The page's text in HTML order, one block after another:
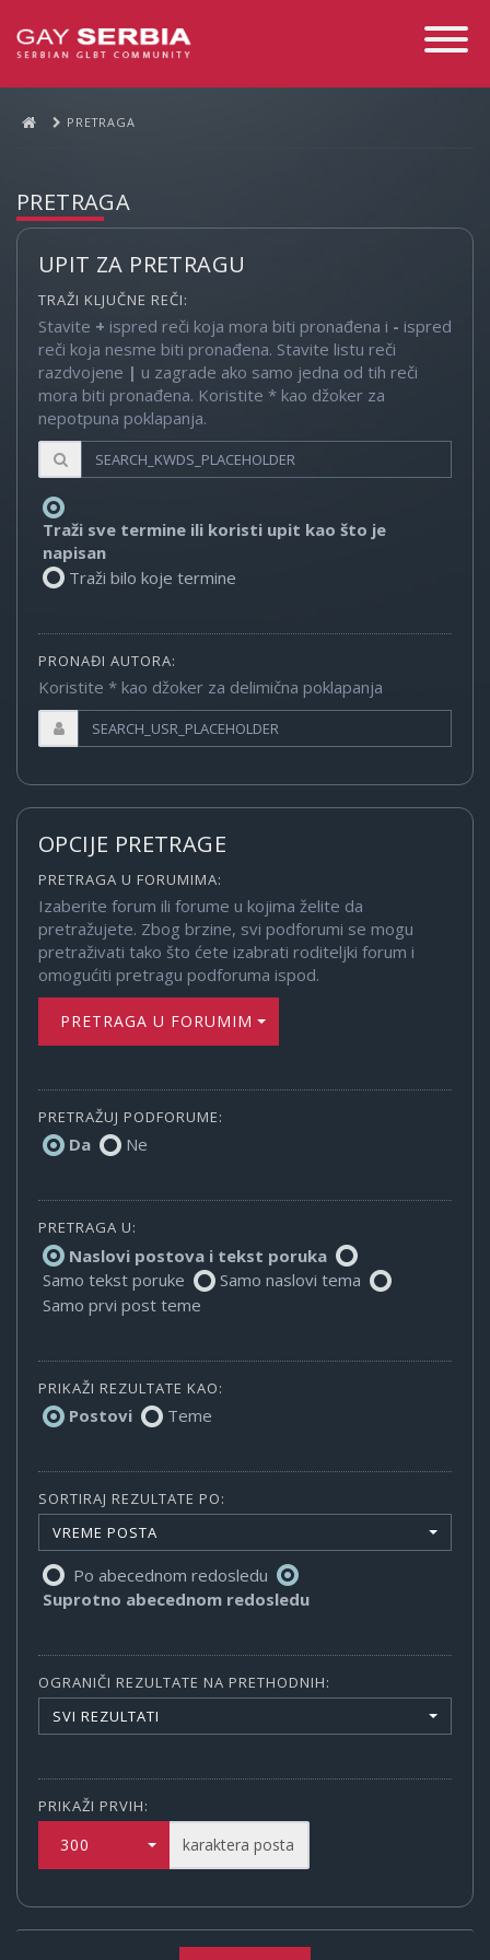
Toggle
PRETRAGA
PRETRAGA
UPIT ZA PRETRAGU
TRAŽI KLJUČNE REČI:
Stavite + ispred reči koja mora biti pronađena i - ispred
reči koja nesme biti pronađena. Stavite listu reči
razdvojene | u zagrade ako samo jedna od tih reči
mora biti pronađena. Koristite * kao džoker za
nepotpuna poklapanja.
Traži sve termine ili koristi upit kao što je
napisan
Traži bilo koje termine
PRONAĐI AUTORA:
Koristite * kao džoker za delimična poklapanja
OPCIJE PRETRAGE
PRETRAGA U FORUMIMA:
Izaberite forum ili forume u kojima želite da
pretražujete. Zbog brzine, svi podforumi se mogu
pretraživati tako što ćete izabrati roditeljki forum i
omogućiti pretragu podforuma ispod.
PRETRAGA U FORUMIMA
PRETRAŽUJ PODFORUME:
Da Ne
PRETRAGA U:
Naslovi postova i tekst poruka
Samo tekst poruke
Samo naslovi tema
Samo prvi post teme
PRIKAŽI REZULTATE KAO:
Postovi Teme
SORTIRAJ REZULTATE PO:
VREME POSTA
Po abecednom redosledu
Suprotno abecednom redosledu
OGRANIČI REZULTATE NA PRETHODNIH:
SVI REZULTATI
PRIKAŽI PRVIH:
300 karaktera posta